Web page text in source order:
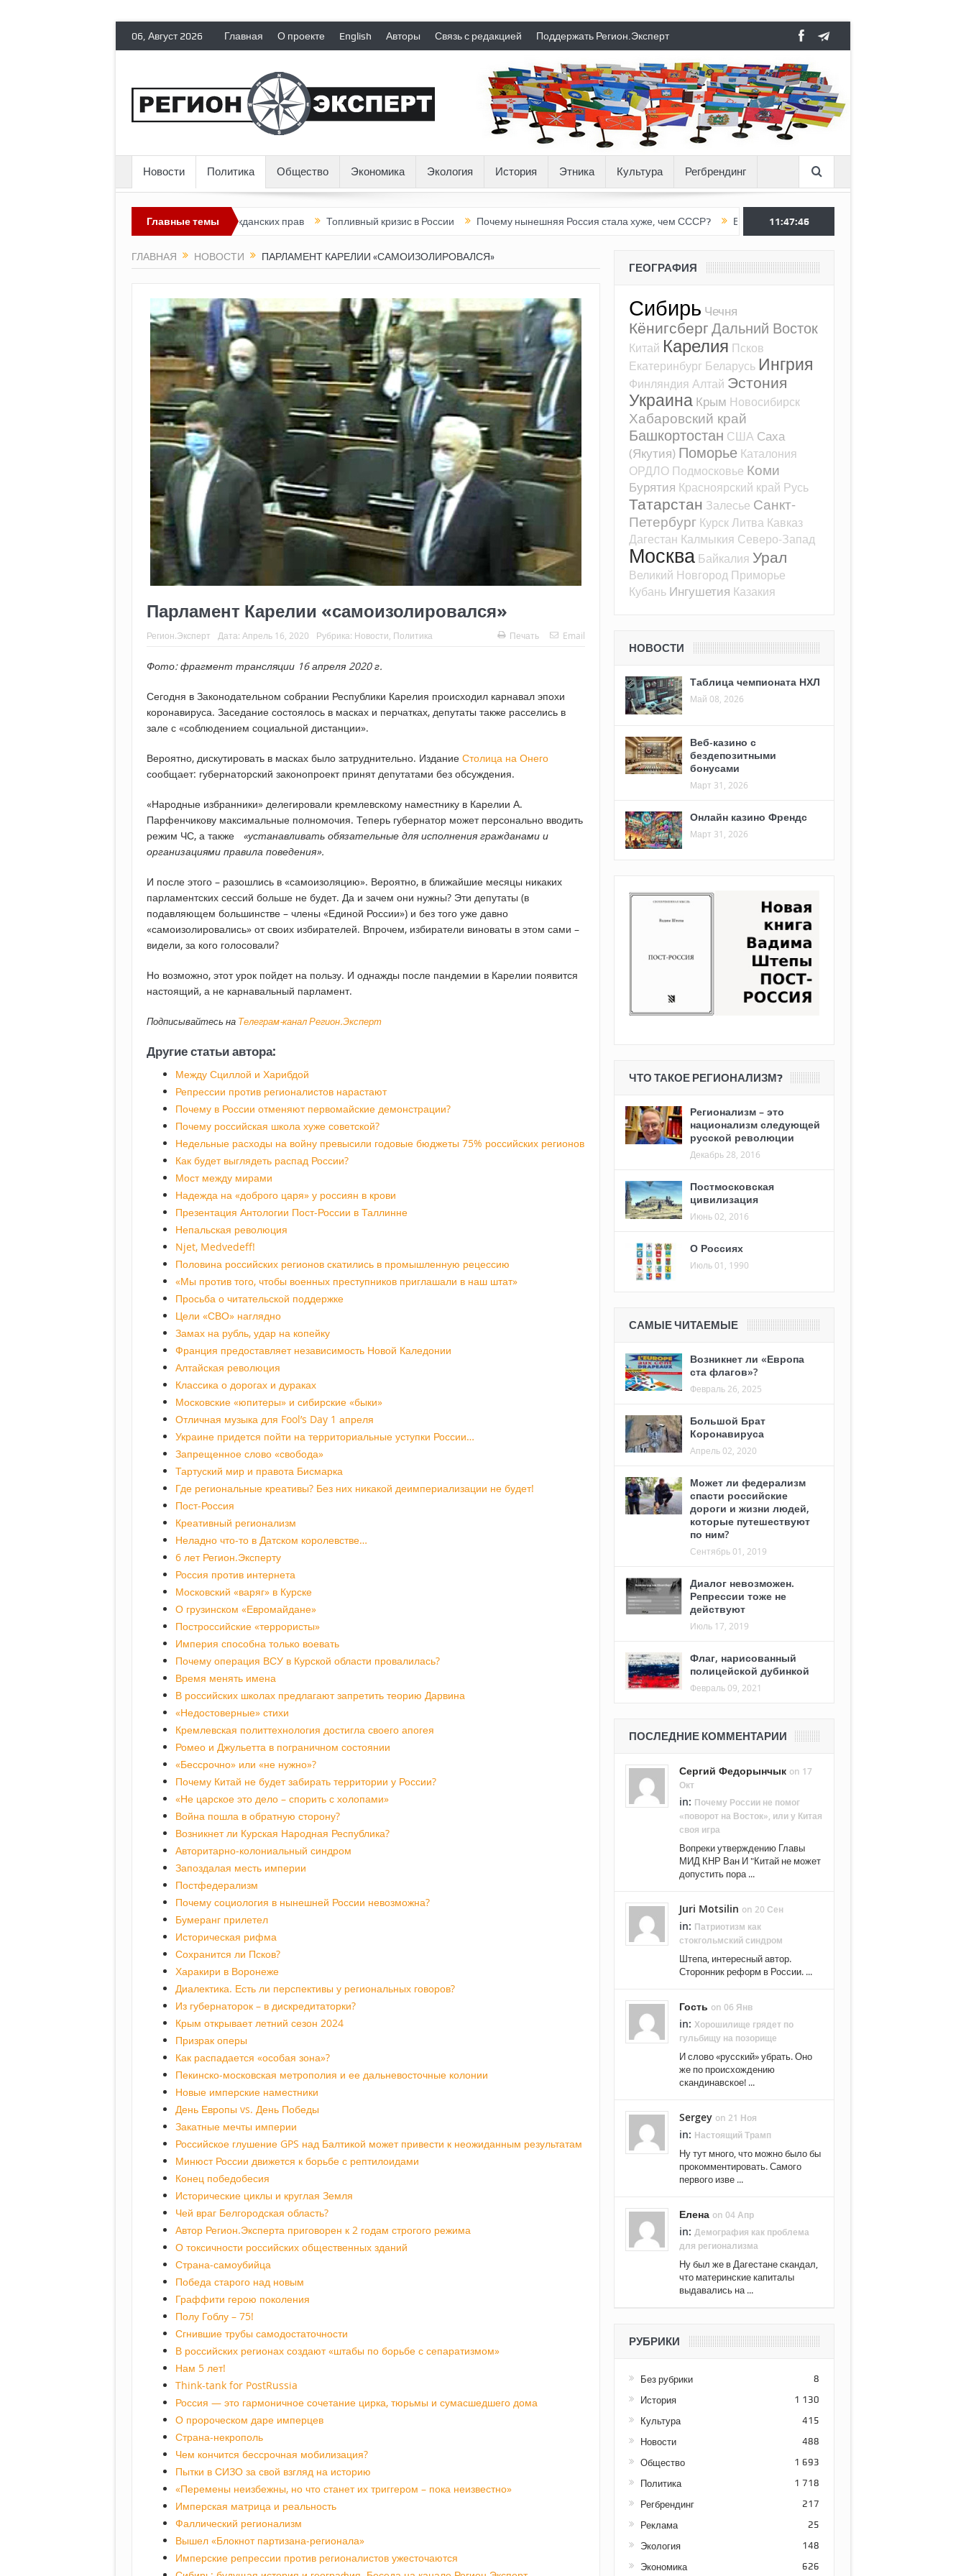
06, Август 2026 Главная О проекте English Авторы Связь с редакцией Поддержать Регион.Эксперт
Новости Политика Общество Экономика Экология История Этника Культура Регбрендинг
Главные темы
лишает политических эмигрантов гражданских прав Топливный кризис в России Почему нынешняя Россия стала хуже, чем СССР? Вертикаль под давлением
11:47:47
ГЛАВНАЯ НОВОСТИ ПАРЛАМЕНТ КАРЕЛИИ «САМОИЗОЛИРОВАЛСЯ»
Парламент Карелии «самоизолировался»
Регион.Эксперт Дата: Апрель 16, 2020 Рубрика: Новости Политика Печать Email
Фото: фрагмент трансляции 16 апреля 2020 г.
Сегодня в Законодательном собрании Республики Карелия происходил карнавал эпохи
коронавируса. Заседание состоялось в масках и перчатках, депутаты также расселись в
зале с «соблюдением социальной дистанции».
Вероятно, дискутировать в масках было затруднительно. Издание Столица на Онего
сообщает: губернаторский законопроект принят депутатами без обсуждения.
«Народные избранники» делегировали кремлевскому наместнику в Карелии А.
Парфенчикову максимальные полномочия. Теперь губернатор может персонально вводить
режим ЧС, а также «устанавливать обязательные для исполнения гражданами и
организациями правила поведения».
И после этого – разошлись в «самоизоляцию». Вероятно, в ближайшие месяцы никаких
парламентских сессий больше не будет. Да и зачем они нужны? Эти депутаты (в
подавляющем большинстве – члены «Единой России») и без того уже давно
«самоизолировались» от своих избирателей. Впрочем, избиратели виноваты в этом сами –
видели, за кого голосовали?
Но возможно, этот урок пойдет на пользу. И однажды после пандемии в Карелии появится
настоящий, а не карнавальный парламент.
Подписывайтесь на Телеграм-канал Регион.Эксперт
Другие статьи автора:
Между Сциллой и Харибдой
Репрессии против регионалистов нарастают
Почему в России отменяют первомайские демонстрации?
Почему российская школа хуже советской?
Недельные расходы на войну превысили годовые бюджеты 75% российских регионов
Как будет выглядеть распад России?
Мост между мирами
Надежда на «доброго царя» у россиян в крови
Презентация Антологии Пост-России в Таллинне
Непальская революция
Njet, Medvedeff!
Половина российских регионов скатились в промышленную рецессию
«Мы против того, чтобы военных преступников приглашали в наш штат»
Просьба о читательской поддержке
Цели «СВО» наглядно
Замах на рубль, удар на копейку
Франция предоставляет независимость Новой Каледонии
Алтайская революция
Классика о дорогах и дураках
Московские «юпитеры» и сибирские «быки»
Отличная музыка для Fool’s Day 1 апреля
Украине придется пойти на территориальные уступки России…
Запрещенное слово «свобода»
Тартуский мир и правота Бисмарка
Где региональные креативы? Без них никакой деимпериализации не будет!
Пост-Россия
Креативный регионализм
Неладно что-то в Датском королевстве…
6 лет Регион.Эксперту
Россия против интернета
Московский «варяг» в Курске
О грузинском «Евромайдане»
Построссийские «террористы»
Империя способна только воевать
Почему операция ВСУ в Курской области провалилась?
Время менять имена
В российских школах предлагают запретить теорию Дарвина
«Недостоверные» стихи
Кремлевская политтехнология достигла своего апогея
Ромео и Джульетта в пограничном состоянии
«Бессрочно» или «не нужно»?
Почему Китай не будет забирать территории у России?
«Не царское это дело – спорить с холопами»
Война пошла в обратную сторону?
Возникнет ли Курская Народная Республика?
Авторитарно-колониальный синдром
Запоздалая месть империи
Постфедерализм
Почему социология в нынешней России невозможна?
Бумеранг прилетел
Историческая рифма
Сохранится ли Псков?
Харакири в Воронеже
Диалектика. Есть ли перспективы у региональных говоров?
Из губернаторок – в дискредитаторки?
Крым открывает летний сезон 2024
Призрак оперы
Как распадается «особая зона»?
Пекинско-московская метрополия и ее дальневосточные колонии
Новые имперские наместники
День Европы vs. День Победы
Закатные мечты империи
Российское глушение GPS над Балтикой может привести к неожиданным результатам
Минюст России движется к борьбе с рептилоидами
Конец победобесия
Исторические циклы и круглая Земля
Чей враг Белгородская область?
Автор Регион.Эксперта приговорен к 2 годам строгого режима
О токсичности российских общественных зданий
Страна-самоубийца
Победа старого над новым
Граффити герою поколения
Полу Гоблу – 75!
Сгнившие трубы самодостаточности
В российских регионах создают «штабы по борьбе с сепаратизмом»
Нам 5 лет!
Think-tank for PostRussia
Россия — это гармоничное сочетание цирка, тюрьмы и сумасшедшего дома
О пророческом даре имперцев
Страна-некрополь
Чем кончится бессрочная мобилизация?
Пытки в СИЗО за свой взгляд на историю
«Перемены неизбежны, но что станет их триггером – пока неизвестно»
Имперская матрица и реальность
Фаллический регионализм
Вышел «Блокнот партизана-регионала»
Имперские репрессии против регионалистов ужесточаются
ГЕОГРАФИЯ
Сибирь Чечня
КёнигсбергДальний Восток
Китай Карелия Псков
Екатеринбург Беларусь Ингрия
Финляндия Алтай Эстония
Украина Крым Новосибирск
Хабаровский край
Башкортостан США Саха
(Якутия) Поморье Каталония
ОРДЛО Подмосковье Коми
Бурятия Красноярский край Русь
Татарстан Залесье Санкт-
Петербург КурскЛитва Кавказ
Дагестан Калмыкия Северо-Запад
Москва Байкалия Урал
Великий Новгород Приморье
Кубань Ингушетия Казакия
НОВОСТИ
Таблица чемпионата НХЛ
Май 08, 2026
Веб-казино с
бездепозитными
бонусами
Март 31, 2026
Онлайн казино Френдс
Март 31, 2026
ЧТО ТАКОЕ РЕГИОНАЛИЗМ?
Регионализм – это
национализм следующей
русской революции
Декабрь 28, 2016
Постмосковская
цивилизация
Июнь 02, 2016
О Россиях
Июль 01, 1990
САМЫЕ ЧИТАЕМЫЕ
Возникнет ли «Европа
ста флагов»?
Февраль 26, 2025
Большой Брат
Коронавируса
Апрель 02, 2020
Может ли федерализм
спасти российские
дороги и жизни людей,
которые путешествуют
по ним?
Сентябрь 01, 2019
Диалог невозможен.
Репрессии тоже не
действуют
Июль 17, 2019
Флаг, нарисованный
полицейской дубинкой
Февраль 09, 2021
ПОСЛЕДНИЕ КОММЕНТАРИИ
Сергий Федорынчык on 17
Окт
in: Почему России не помог
«поворот на Восток», или у Китая
своя игра
Вопреки утверждению Главы
МИД КНР Ван И "Китай не может
допустить пора ...
Juri Motsilin on 20 Сен
in: Патриотизм как
стокгольмский синдром
Штепа, интересный автор.
Сторонник реформ в России. ...
Гость on 06 Янв
in: Хорошилище грядет по
гульбищу на позорище
И слово «русский» убрать. Оно
же по происхождению
скандинавское! ...
Sergey on 21 Ноя
in: Настоящий Трамп
Ну тут много, что можно было бы
прокомментировать. Самого
первого изве ...
Елена on 04 Апр
in: Демография как проблема
для регионализма
Ну был же в Дагестане скандал,
что материнские капиталы
выдавались на ...
РУБРИКИ
Без рубрики 8
История 1 130
Культура 415
Новости 488
Общество 1 693
Политика 1 718
Регбрендинг 217
Реклама 25
Экология 148
Экономика 626